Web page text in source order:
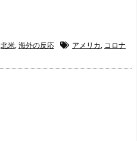
北米, 海外の反応 アメリカ, コロナ